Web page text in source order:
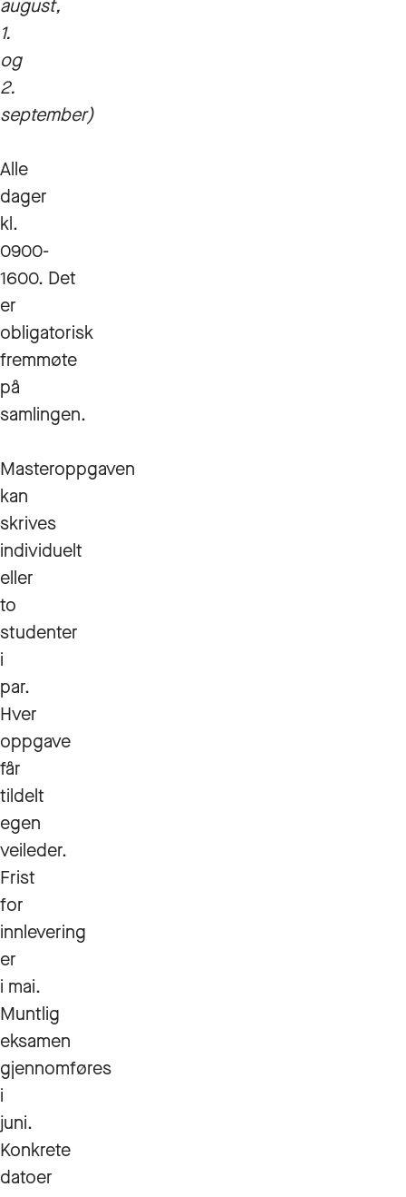
august,
1.
og
2.
september)
Alle
dager
kl.
0900-
1600. Det
er
obligatorisk
fremmøte
på
samlingen.
Masteroppgaven
kan
skrives
individuelt
eller
to
studenter
i
par.
Hver
oppgave
får
tildelt
egen
veileder.
Frist
for
innlevering
er
i mai.
Muntlig
eksamen
gjennomføres
i
juni.
Konkrete
datoer